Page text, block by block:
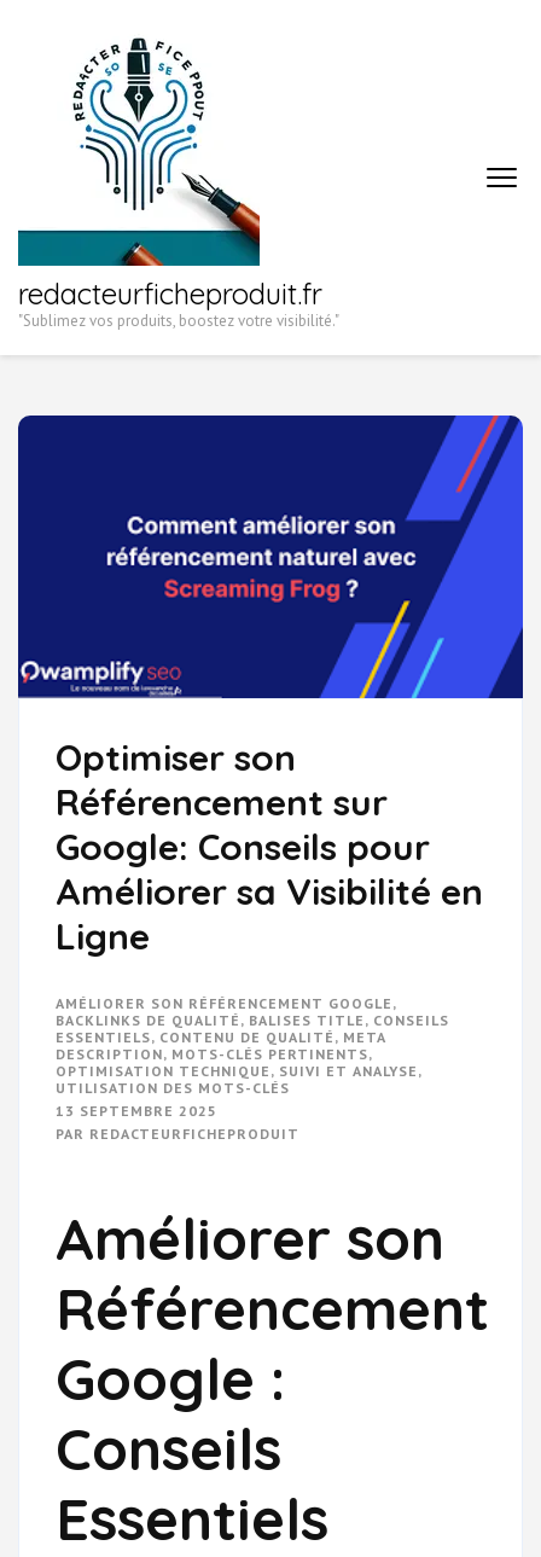
redacteurficheproduit.fr
"Sublimez vos produits, boostez votre visibilité."
Optimiser son
Référencement sur
Google: Conseils pour
Améliorer sa Visibilité en
Ligne
AMÉLIORER SON RÉFÉRENCEMENT GOOGLE ,
BACKLINKS DE QUALITÉ , BALISES TITLE , CONSEILS
ESSENTIELS, CONTENU DE QUALITÉ , META
DESCRIPTION, MOTS-CLÉS PERTINENTS,
OPTIMISATION TECHNIQUE , SUIVI ET ANALYSE ,
UTILISATION DES MOTS-CLÉS
13 SEPTEMBRE 2025
PAR REDACTEURFICHEPRODUIT
Améliorer son
Référencement
Google :
Conseils
Essentiels